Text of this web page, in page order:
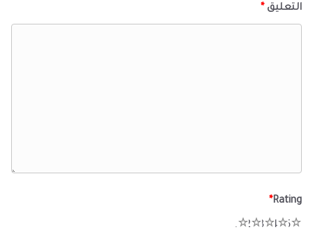
التعليق *
Rating
*
5
4
3
2